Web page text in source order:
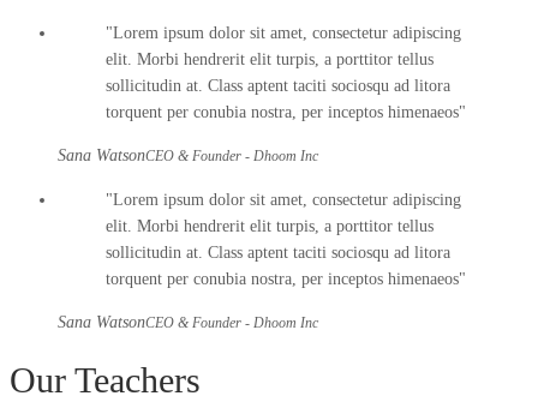
Lorem ipsum dolor sit amet, consectetur adipiscing
elit. Morbi hendrerit elit turpis, a porttitor tellus
sollicitudin at. Class aptent taciti sociosqu ad litora
torquent per conubia nostra, per inceptos himenaeos
Sana WatsonCEO & Founder - Dhoom Inc
Lorem ipsum dolor sit amet, consectetur adipiscing
elit. Morbi hendrerit elit turpis, a porttitor tellus
sollicitudin at. Class aptent taciti sociosqu ad litora
torquent per conubia nostra, per inceptos himenaeos
Sana WatsonCEO & Founder - Dhoom Inc
Our Teachers